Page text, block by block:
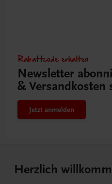
Rabattcode erhalten
Newsletter
& Versandkosten
Jetzt anmelden
Herzlich